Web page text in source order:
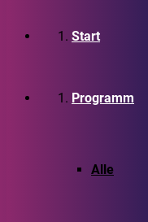
Start
Programm
Alle